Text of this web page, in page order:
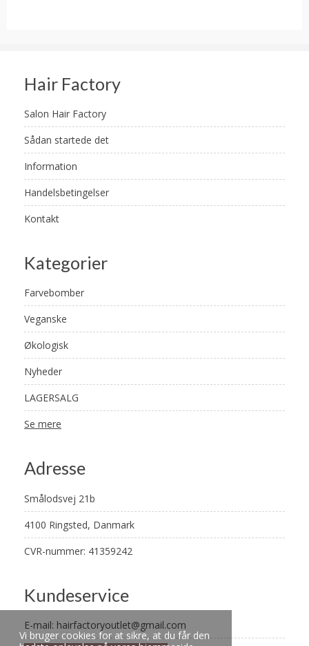
Vi bruger cookies for at sikre, at du får den
Hair Factory
Salon Hair Factory
Sådan startede det
Information
Handelsbetingelser
Kontakt
Kategorier
Farvebomber
Veganske
Økologisk
Nyheder
LAGERSALG
Se mere
Adresse
Smålodsvej 21b
4100 Ringsted, Danmark
CVR-nummer: 41359242
Kundeservice
E-mail: hairfactoryoutlet@gmail.com